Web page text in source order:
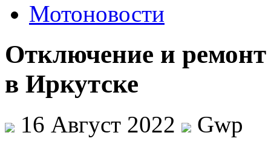
Мотоновости
Отключение и
в Иркутске
16 Август 2022
Gwp